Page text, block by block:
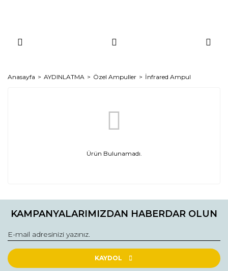
Anasayfa AYDINLATMA Özel Ampuller İnfrared Ampul
Ürün Bulunamadı.
KAMPANYALARIMIZDAN HABERDAR OLUN
KAYDOL